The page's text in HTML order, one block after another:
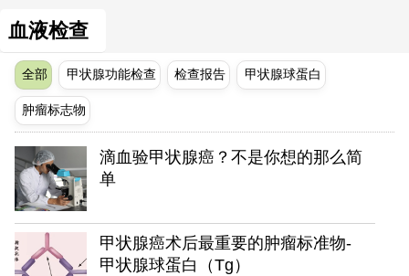
血液检查
全部 甲状腺功能检查 检查报告 甲状腺球蛋白
肿瘤标志物
滴血验甲状腺癌？不是你想的那么简
单
甲状腺癌术后最重要的肿瘤标准物-
甲状腺球蛋白（Tg）